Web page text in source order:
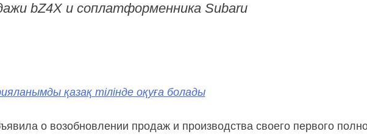
bZ4X и соплатформенника Subaru
қазақ тілінде оқуға болады
о возобновлении продаж и производства своего первого